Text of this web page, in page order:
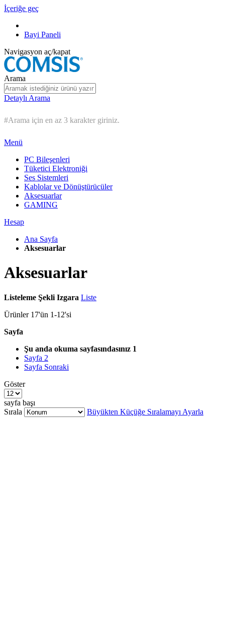
İçeriğe geç
Bayi Paneli
Navigasyon aç/kapat
Arama
Detaylı Arama
#Arama için en az 3 karakter giriniz.
Menü
PC Bileşenleri
Tüketici Elektroniği
Ses Sistemleri
Kablolar ve Dönüştürücüler
Aksesuarlar
GAMING
Hesap
Ana Sayfa
Aksesuarlar
Aksesuarlar
Listeleme Şekli Izgara Liste
Ürünler 17'ün 1-12'si
Sayfa
Şu anda okuma sayfasındasınız 1
Sayfa 2
Sayfa Sonraki
Göster
sayfa başı
Sırala
Büyükten Küçüğe Sıralamayı Ayarla